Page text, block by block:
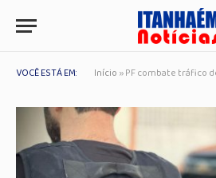
VOCÊ ESTÁ EM: Início »PF combate tráfico de